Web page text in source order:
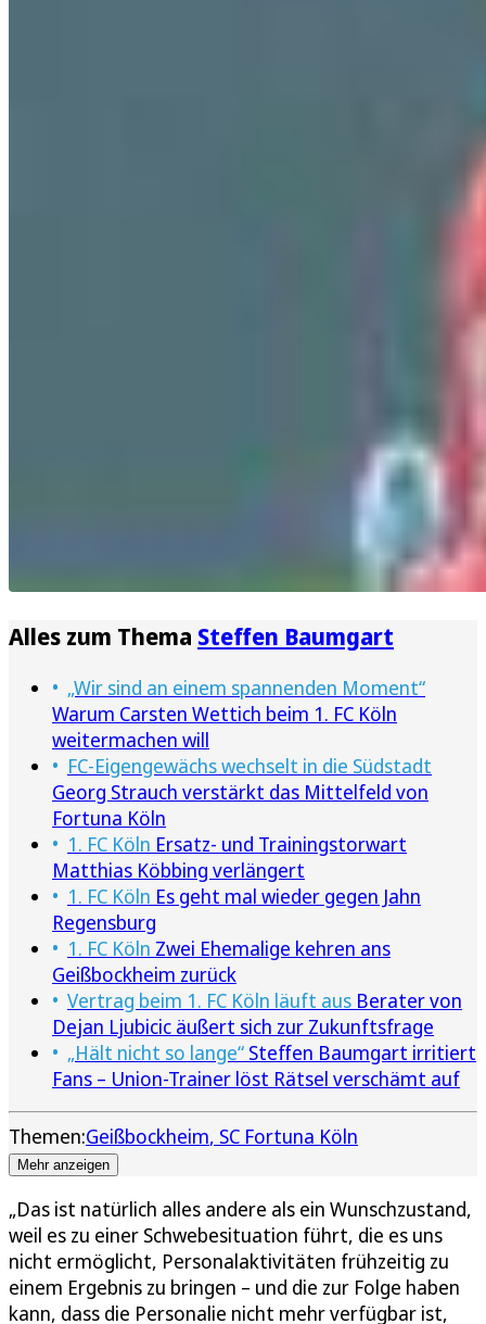
Alles zum Thema Steffen Baumgart
„Wir sind an einem spannenden Moment“
Warum Carsten Wettich beim 1. FC Köln
weitermachen will
FC-Eigengewächs wechselt in die Südstadt
Georg Strauch verstärkt das Mittelfeld von
Fortuna Köln
1. FC Köln Ersatz- und Trainingstorwart
Matthias Köbbing verlängert
1. FC Köln Es geht mal wieder gegen Jahn
Regensburg
1. FC Köln Zwei Ehemalige kehren ans
Geißbockheim zurück
Vertrag beim 1. FC Köln läuft aus Berater von
Dejan Ljubicic äußert sich zur Zukunftsfrage
„Hält nicht so lange“ Steffen Baumgart irritiert
Fans – Union-Trainer löst Rätsel verschämt auf
Themen:Geißbockheim SC Fortuna Köln
Mehr anzeigen
„Das ist natürlich alles andere als ein Wunschzustand,
weil es zu einer Schwebesituation führt, die es uns
nicht ermöglicht, Personalaktivitäten frühzeitig zu
einem Ergebnis zu bringen – und die zur Folge haben
kann, dass die Personalie nicht mehr verfügbar ist,